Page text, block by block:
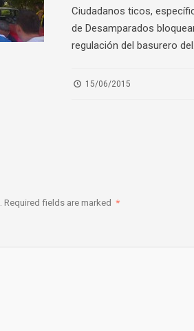
Ciudadanos ticos,
de Desamparados
regulación del basurero del
15/06/2015
Required fields are marked *